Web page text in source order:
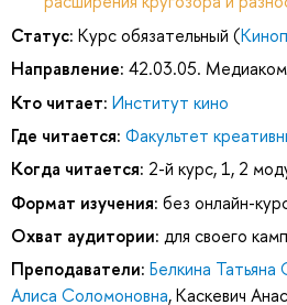
Статус: Курс обязательный (
Направление: 42.03.05.
Кто читает: Институт кино
Где читается: Факультет
Когда читается: 2-й курс, 1, 2
Формат изучения: без онлайн-
Охват аудитории: для своего
Преподаватели: Белкина Татьяна
Алиса Соломоновна,Каскевич